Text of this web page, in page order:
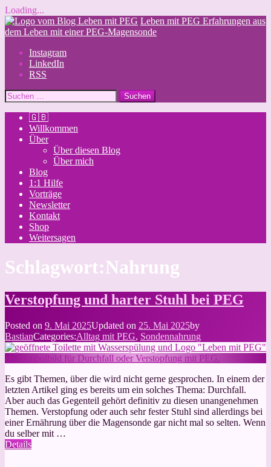
Loading...
Skip
to
Leben mit PEG Erfahrungen aus
dem Leben mit einer PEG-Magensonde
Instagram
LinkedIn
RSS
Suchen
nach:
🇬🇧
Willkommen
Über
Über diesen Blog
Über mich
Blog
1:1 Hilfe
Vorträge
Newsletter
Kontakt
Shop
Weitersagen
Schlagwort:Nahrung
Verstopfung und harter Stuhl bei PEG
Posted on 9. Mai 2025Updated on 25. Mai 2025by
BastianCategories:Alltag mit PEG, Sondennahrung
Es gibt Themen, über die wird nicht gerne gesprochen. In einem der
letzten Artikel ging es bereits um ein solches Thema: Durchfall.
Aber auch das Gegenteil gehört definitiv zu diesen unangenehmen
Themen. Verstopfung oder auch sehr fester Stuhl sind allerdings bei
einer Ernährung über die Magensonde gar nicht mal so selten. Wenn
du selber mit …
Details